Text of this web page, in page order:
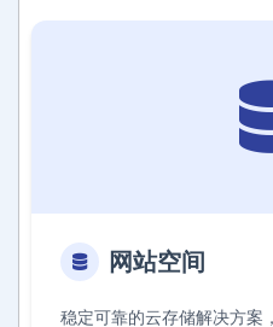
网站空间
稳定可靠的云存储解决方案